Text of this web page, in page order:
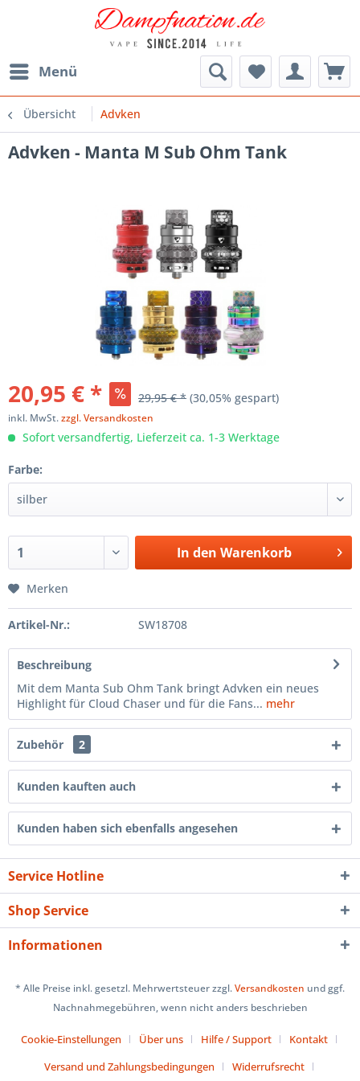
Menü
Übersicht Advken
Advken - Manta M Sub Ohm Tank
20,95 € * 29,95 € * (30,05% gespart)
inkl. MwSt.zzgl. Versandkosten
Sofort versandfertig, Lieferzeit ca. 1-3 Werktage
Farbe:
In den Warenkorb
Merken
Artikel-Nr.: SW18708
Beschreibung
Mit dem Manta Sub Ohm Tank bringt Advken ein neues
Highlight für Cloud Chaser und für die Fans... mehr
Zubehör 2
Kunden kauften auch
Kunden haben sich ebenfalls angesehen
Service Hotline
Shop Service
Informationen
* Alle Preise inkl. gesetzl. Mehrwertsteuer zzgl.Versandkosten und ggf.
Nachnahmegebühren, wenn nicht anders beschrieben
Cookie-Einstellungen Über uns Hilfe / Support
Kontakt
Versand und Zahlungsbedingungen
Widerrufsrecht